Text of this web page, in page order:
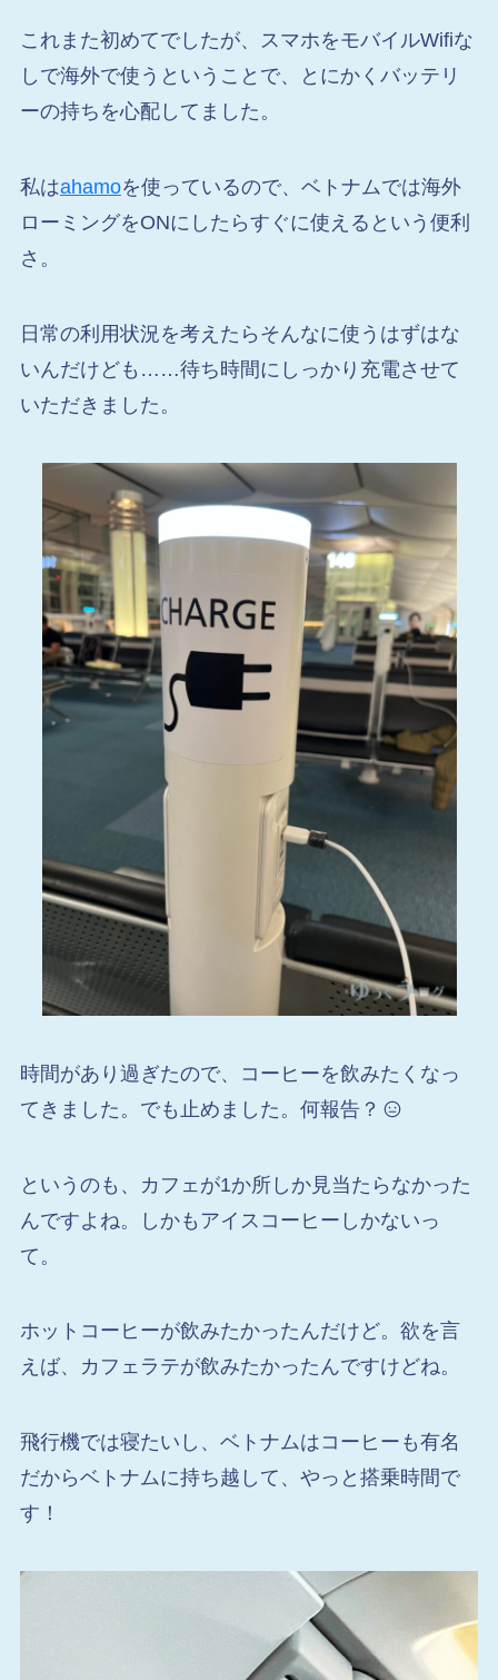
これまた初めてでしたが、スマホをモバイルWifiな
しで海外で使うということで、とにかくバッテリ
ーの持ちを心配してました。
私はahamoを使っているので、ベトナムでは海外
ローミングをONにしたらすぐに使えるという便利
さ。
日常の利用状況を考えたらそんなに使うはずはな
いんだけども……待ち時間にしっかり充電させて
いただきました。
時間があり過ぎたので、コーヒーを飲みたくなっ
てきました。でも止めました。何報告？
というのも、カフェが1か所しか見当たらなかった
んですよね。しかもアイスコーヒーしかないっ
て。
ホットコーヒーが飲みたかったんだけど。欲を言
えば、カフェラテが飲みたかったんですけどね。
飛行機では寝たいし、ベトナムはコーヒーも有名
だからベトナムに持ち越して、やっと搭乗時間で
す！